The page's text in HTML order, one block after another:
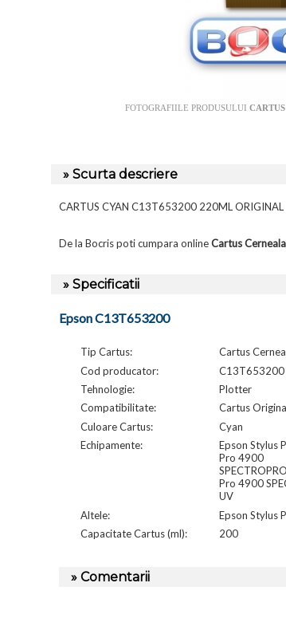
FOTOGRAFIILE PRODUSULUI
» Scurta descriere
CARTUS CYAN C13T653200 220ML ORIGINAL
De la Bocris poti cumpara onlineCartus
» Specificatii
Epson C13T653200
Tip Cartus:
Cartus
Cod producator:
C13T653200
Tehnologie:
Plotter
Compatibilitate:
Cartus
Culoare Cartus:
Cyan
Echipamente:
Epson Stylus
Pro 4900
Pro 4900
UV
Altele:
Epson Stylus
Capacitate Cartus (ml):
200
» Comentarii